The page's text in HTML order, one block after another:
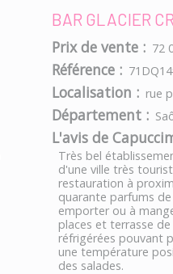
BAR GLACIER
Prix de vente : 72
Référence :
Localisation : rue
Département :
L'avis de
Très bel
d'une ville très
restauration à
quarante parfums
emporter ou à
places et terrasse
réfrigérées pouvant
une température
des salades.